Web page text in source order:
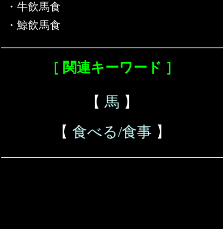
・牛飲馬食
・鯨飲馬食
［ 関連キーワード ］
【 馬 】
【 食べる/食事 】